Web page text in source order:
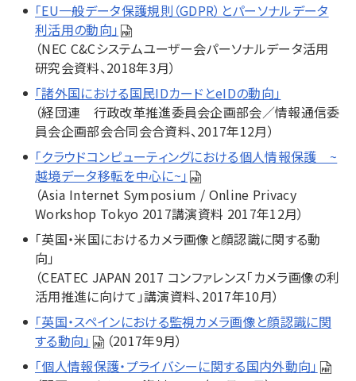
「EU一般データ保護規則（GDPR）とパーソナルデータ
利活用の動向」
（NEC C&Cシステムユーザー会パーソナルデータ活用
研究会資料、2018年3月）
「諸外国における国民IDカードとeIDの動向」
（経団連 行政改革推進委員会企画部会／情報通信委
員会企画部会合同会合資料、2017年12月）
「クラウドコンピューティングにおける個人情報保護 ~
越境データ移転を中心に~」
（Asia Internet Symposium / Online Privacy
Workshop Tokyo 2017講演資料 2017年12月）
「英国・米国におけるカメラ画像と顔認識に関する動
向」
（CEATEC JAPAN 2017 コンファレンス「カメラ画像の利
活用推進に向けて」講演資料、2017年10月）
「英国・スペインにおける監視カメラ画像と顔認識に関
する動向」
（2017年9月）
「個人情報保護・プライバシーに関する国内外動向」